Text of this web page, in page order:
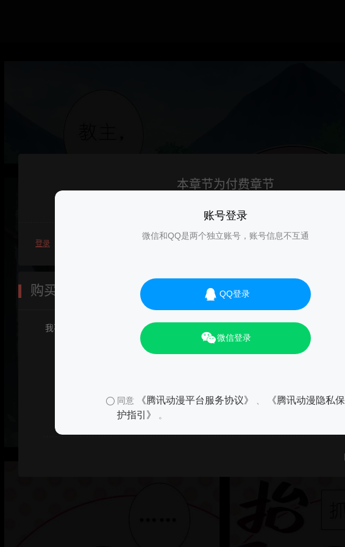
账号登录
微信和QQ是两个独立账号，账号信息不互通
QQ登录
微信登录
同意 《腾讯动漫平台服务协议》
《腾讯动漫隐私保
护指引》
。